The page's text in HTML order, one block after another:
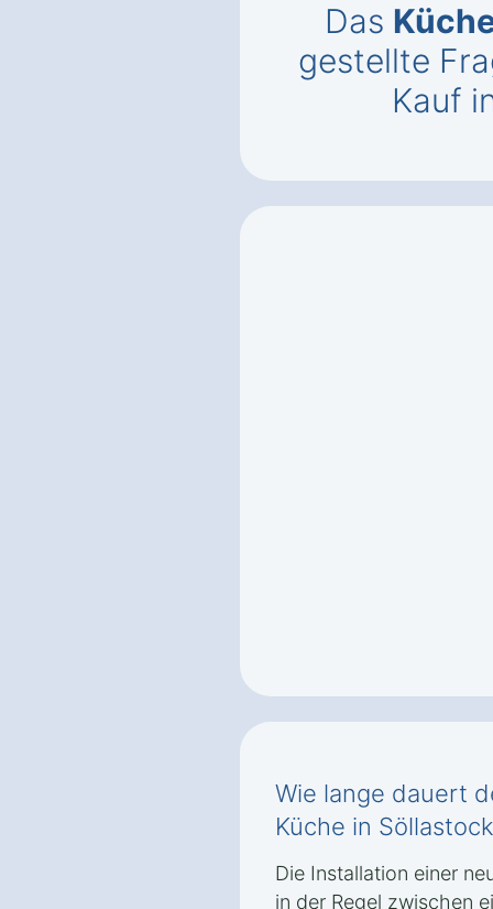
Das
gestellte
Kauf
Wie lange dauert
Küche in
Die Installation einer
in der Regel zwischen